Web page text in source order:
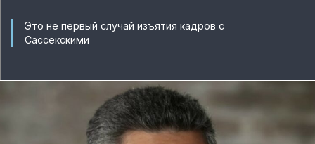
Это не первый случай изъятия кадров с
Сассекскими